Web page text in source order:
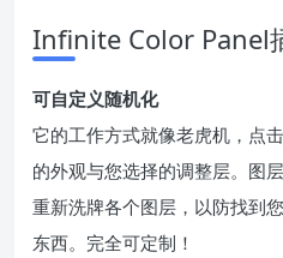
Infinite Color Panel
可自定义随机化
它的工作方式就像老虎机，点
的外观与您选择的调整层。图
重新洗牌各个图层，以防找到
东西。完全可定制！